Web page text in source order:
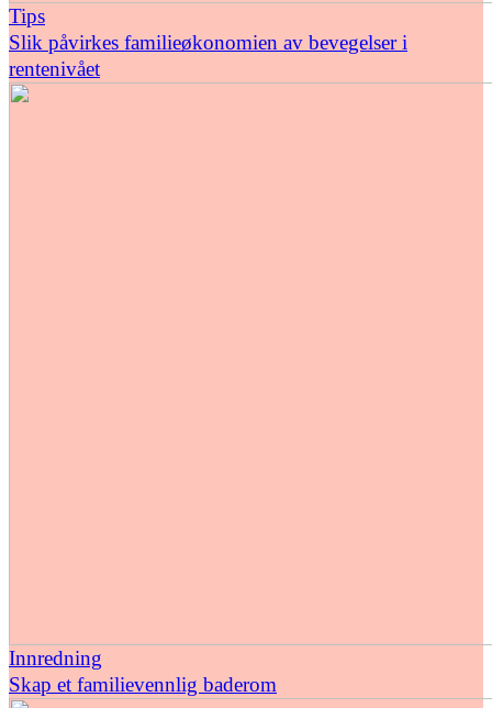
Tips
Slik påvirkes familieøkonomien av bevegelser i
rentenivået
Innredning
Skap et familievennlig baderom